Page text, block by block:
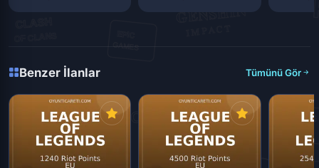
Benzer İlanlar Tümünü Gör